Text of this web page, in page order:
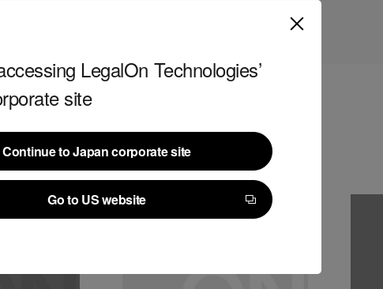
LegalOn Technologies’
site
Continue to Japan corporate site
Continue to Japan corporate site
Go to US website
Go to US website